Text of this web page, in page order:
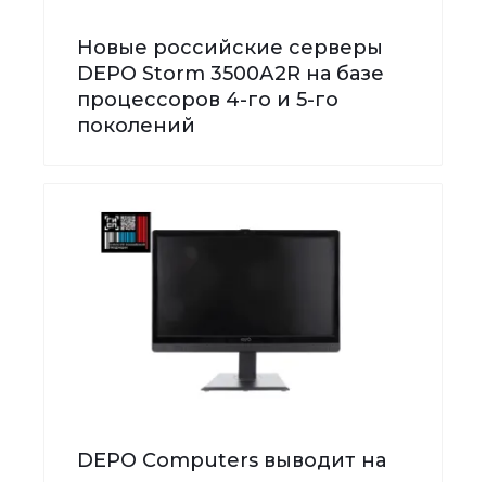
Новые российские серверы
DEPO Storm 3500А2R на базе
процессоров 4-го и 5-го
поколений
DEPO Computers выводит на